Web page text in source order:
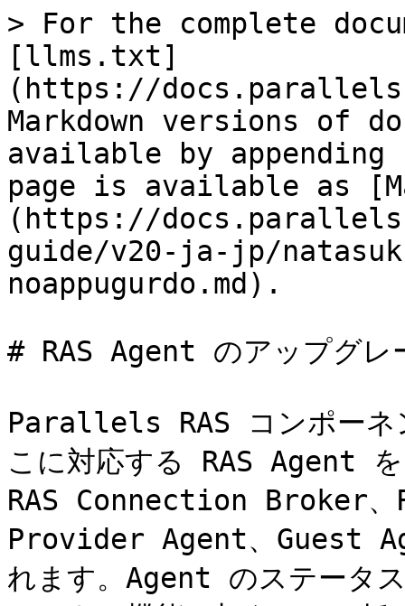
> For the complete
[llms.txt]
(https://
Markdown versions of
available by
page is available as
(https://
guide/v20-ja-jp/
noappugurdo.md).
# RAS Agent のアップグレ
Parallels RAS コンポーネ
こに対応する RAS Agent
RAS Connection Broker、
Provider Agent、Guest
れます。Agent のステータ